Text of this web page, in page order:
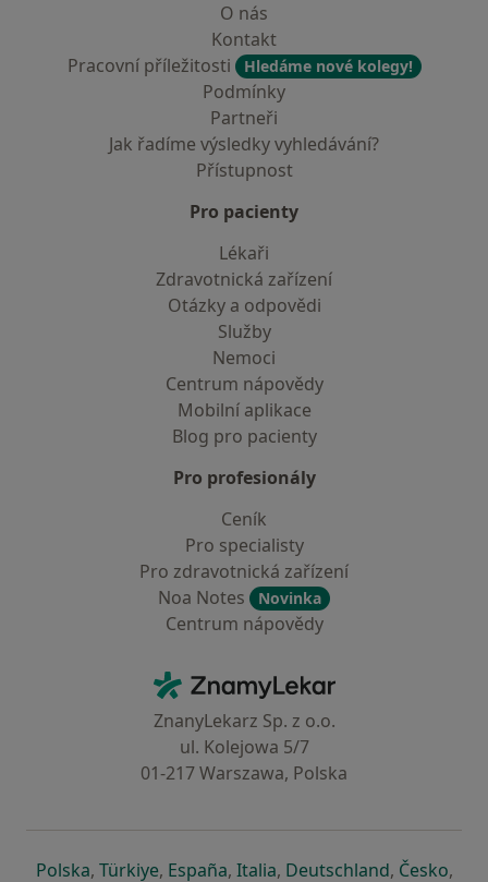
O nás
Kontakt
Pracovní příležitosti
Hledáme nové kolegy!
Podmínky
Partneři
Jak řadíme výsledky vyhledávání?
Přístupnost
Pro pacienty
Lékaři
Zdravotnická zařízení
Otázky a odpovědi
Služby
Nemoci
Centrum nápovědy
Mobilní aplikace
Blog pro pacienty
Pro profesionály
Ceník
Pro specialisty
Pro zdravotnická zařízení
Noa Notes
Novinka
Centrum nápovědy
ZnamyLekar - Hlavní stránka
ZnanyLekarz Sp. z o.o.
ul. Kolejowa 5/7
01-217 Warszawa, Polska
Polskase otevře v nové záložce
, Türkiyese otevře v nové záložce
, Españase otevře v nové záložce
, Italiase otevře v nové záložce
, Deutschlandse otevře v
, Českose
,